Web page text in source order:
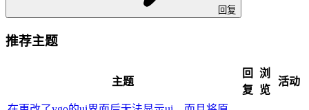
回复
推荐主题
主题
回
复
浏
览
活动